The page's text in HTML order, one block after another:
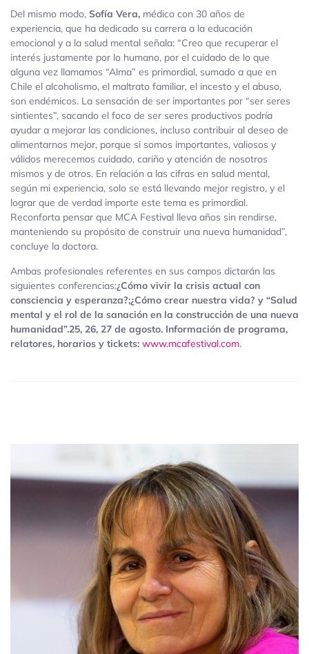
Del mismo modo, Sofía Vera, médico con 30 años de
experiencia, que ha dedicado su carrera a la educación
emocional y a la salud mental señala: “Creo que recuperar el
interés justamente por lo humano, por el cuidado de lo que
alguna vez llamamos “Alma” es primordial, sumado a que en
Chile el alcoholismo, el maltrato familiar, el incesto y el abuso,
son endémicos. La sensación de ser importantes por “ser seres
sintientes”, sacando el foco de ser seres productivos podría
ayudar a mejorar las condiciones, incluso contribuir al deseo de
alimentarnos mejor, porque si somos importantes, valiosos y
válidos merecemos cuidado, cariño y atención de nosotros
mismos y de otros. En relación a las cifras en salud mental,
según mi experiencia, solo se está llevando mejor registro, y el
lograr que de verdad importe este tema es primordial.
Reconforta pensar que MCA Festival lleva años sin rendirse,
manteniendo su propósito de construir una nueva humanidad”,
concluye la doctora.
Ambas profesionales referentes en sus campos dictarán las
siguientes conferencias:¿Cómo vivir la crisis actual con
consciencia y esperanza?;¿Cómo crear nuestra vida? y “Salud
mental y el rol de la sanación en la construcción de una nueva
humanidad”.25, 26, 27 de agosto. Información de programa,
relatores, horarios y tickets: www.mcafestival.com.